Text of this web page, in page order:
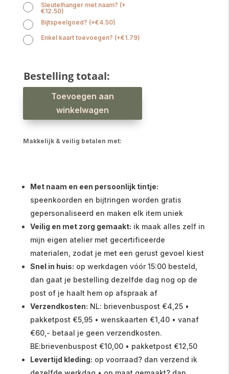
Sleutelhanger met naam? (+
€12.50)
Bijtspeelgoed? (+€4.50)
Enkel kaart toevoegen? (+€1.79)
Bestelling totaal:
Babyslab
waterproof
Toevoegen aan
winkelwagen
Makkelijk & veilig betalen met:
Met naam en een persoonlijk tintje:
speenkoorden en bijtringen worden gratis
gepersonaliseerd en maken elk item uniek
Veilig en met zorg gemaakt: ik maak alles zelf in
mijn eigen atelier met gecertificeerde
materialen, zodat je met een gerust gevoel kiest
Snel in huis: op werkdagen vóór 15:00 besteld,
dan gaat je bestelling dezelfde dag nog op de
post of je haalt hem op afspraak af
Verzendkosten: NL: brievenbuspost €4,25 •
pakketpost €5,95 • wenskaarten €1,40 • vanaf
€60,- betaal je geen verzendkosten.
BE:brievenbuspost €10,00 • pakketpost €12,50
Levertijd kleding: op voorraad? dan verzend ik